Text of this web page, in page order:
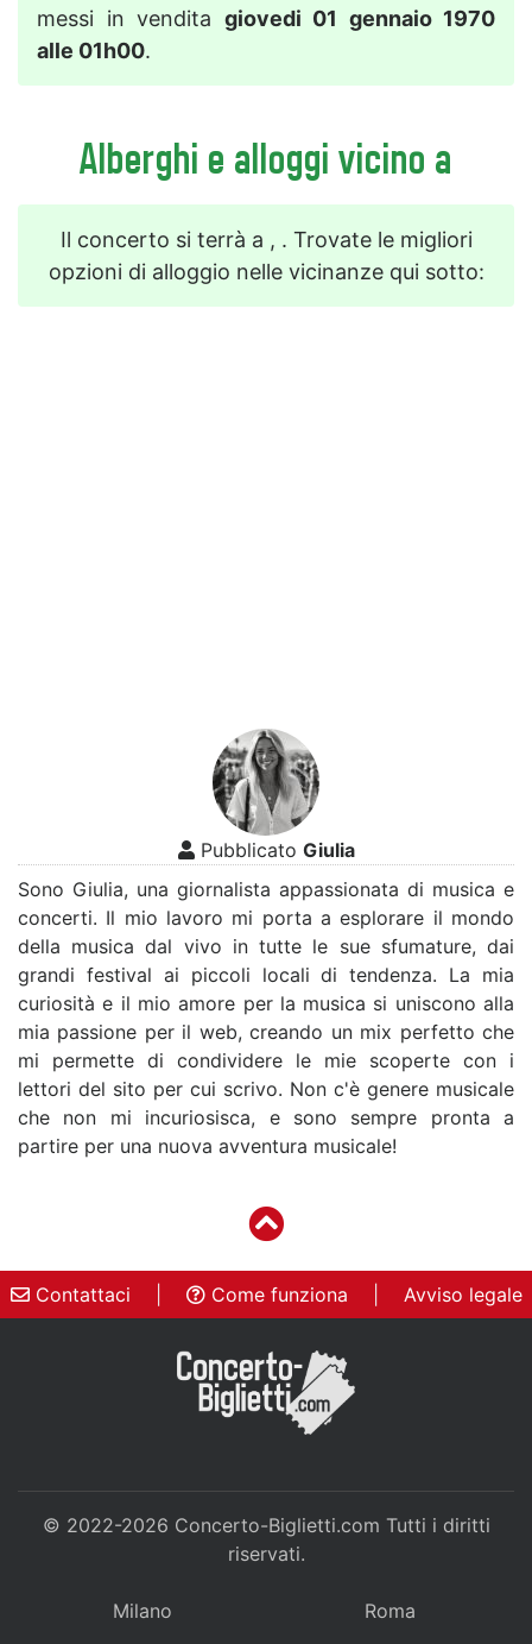
messi in vendita giovedi 01 gennaio 1970
alle 01h00.
Alberghi e alloggi vicino a
Il concerto si terrà a , . Trovate le migliori
opzioni di alloggio nelle vicinanze qui sotto:
Pubblicato Giulia
Sono Giulia, una giornalista appassionata di musica e
concerti. Il mio lavoro mi porta a esplorare il mondo
della musica dal vivo in tutte le sue sfumature, dai
grandi festival ai piccoli locali di tendenza. La mia
curiosità e il mio amore per la musica si uniscono alla
mia passione per il web, creando un mix perfetto che
mi permette di condividere le mie scoperte con i
lettori del sito per cui scrivo. Non c'è genere musicale
che non mi incuriosisca, e sono sempre pronta a
partire per una nuova avventura musicale!
Contattaci Come funziona Avviso legale
© 2022-2026 Concerto-Biglietti.com Tutti i diritti
riservati.
Milano Roma